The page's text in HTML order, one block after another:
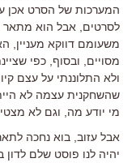
המערכות של הסרט אכן
לסרטים, אבל הוא מתאר
משעומם דווקא מעניין,
מסויים, ובסוף, כפי
ולא התלוננתי על עצם
שהשחקנית עצמה לא
מי יודע מה, וגם לא
אבל עזוב, בוא נחכה
יהיה לנו פוסט שלם לדון